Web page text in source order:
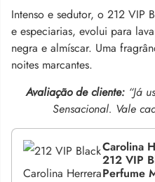
Intenso e sedutor, o 212 VIP
e especiarias, evolui para
negra e almíscar. Uma
noites marcantes.
Avaliação de cliente: “Já
Sensacional. Vale
Carolina
212 VIP
Perfume